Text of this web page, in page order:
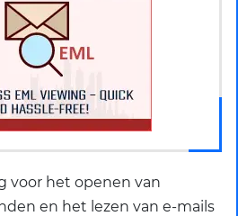
voor het openen van
en het lezen van e-mails